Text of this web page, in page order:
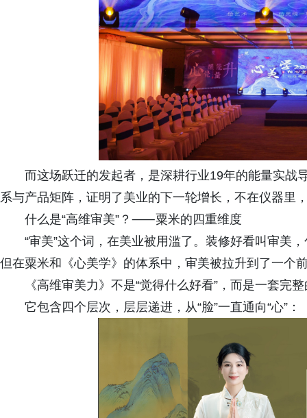
而这场跃迁的发起者，是深耕行业19年的能量实战
系与产品矩阵，证明了美业的下一轮增长，不在仪器里
什么是“高维审美”？⸺粟米的四重维度
“审美”这个词，在美业被用滥了。装修好看叫审美
但在粟米和《心美学》的体系中，审美被拉升到了一个
《高维审美力》不是“觉得什么好看”，而是一套完
它包含四个层次，层层递进，从“脸”一直通向“心”：